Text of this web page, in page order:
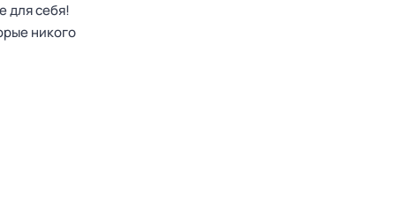
для себя!
никого